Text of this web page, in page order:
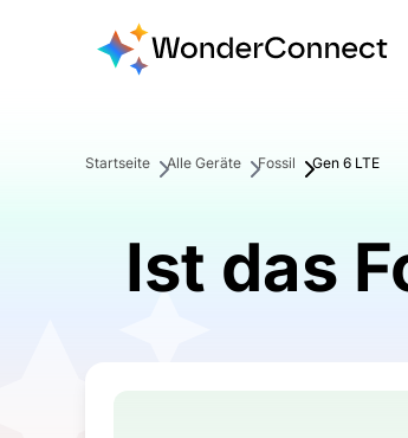
Startseite Alle Geräte Fossil Gen 6 LTE
Ist das